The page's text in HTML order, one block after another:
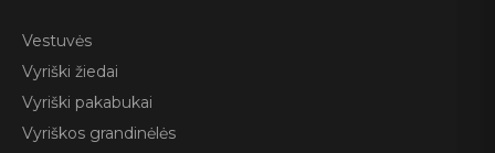
Vestuvės
Vyriški žiedai
Vyriški pakabukai
Vyriškos grandinėlės